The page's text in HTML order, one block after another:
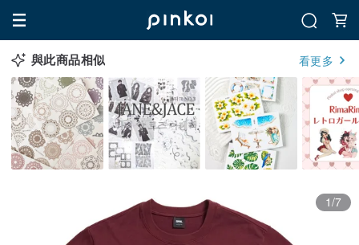
與此商品相似 看更多
1/7